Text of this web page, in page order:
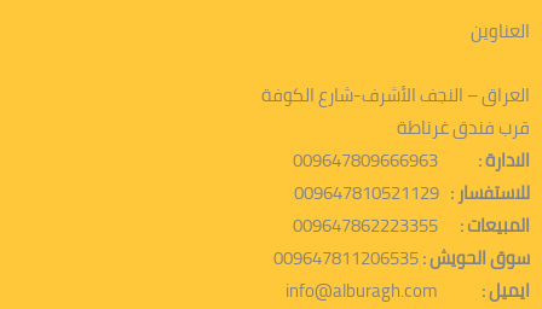
العناوين
العراق – النجف الأشرف-شارع الكوفة
قرب فندق غرناطة
الادارة : 009647809666963
للاستفسار : 009647810521129
المبيعات :
سوق الحويش :
ايميل :